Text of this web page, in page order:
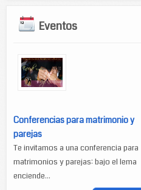
Eventos
Conferencias para matrimonio y
parejas
Te invitamos a una conferencia para
matrimonios y parejas: bajo el lema
enciende...